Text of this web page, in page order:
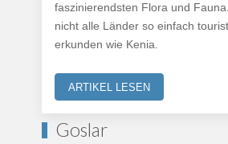
faszinierendsten Flora und
nicht alle Länder so einfach
erkunden wie Kenia.
ARTIKEL LESEN
Goslar